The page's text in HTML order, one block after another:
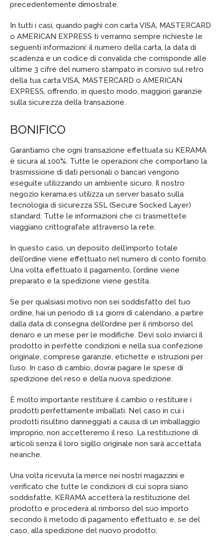
precedentemente dimostrate.
In tutti i casi, quando paghi con carta VISA, MASTERCARD
o AMERICAN EXPRESS ti verranno sempre richieste le
seguenti informazioni: il numero della carta, la data di
scadenza e un codice di convalida che corrisponde alle
ultime 3 cifre del numero stampato in corsivo sul retro
della tua carta VISA, MASTERCARD o AMERICAN
EXPRESS, offrendo, in questo modo, maggiori garanzie
sulla sicurezza della transazione.
BONIFICO
Garantiamo che ogni transazione effettuata su KERAMA
è sicura al 100%. Tutte le operazioni che comportano la
trasmissione di dati personali o bancari vengono
eseguite utilizzando un ambiente sicuro. Il nostro
negozio kerama.es utilizza un server basato sulla
tecnologia di sicurezza SSL (Secure Socked Layer)
standard. Tutte le informazioni che ci trasmettete
viaggiano crittografate attraverso la rete.
In questo caso, un deposito dell’importo totale
dell’ordine viene effettuato nel numero di conto fornito.
Una volta effettuato il pagamento, l’ordine viene
preparato e la spedizione viene gestita.
Se per qualsiasi motivo non sei soddisfatto del tuo
ordine, hai un periodo di 14 giorni di calendario, a partire
dalla data di consegna dell’ordine per il rimborso del
denaro e un mese per le modifiche. Devi solo inviarci il
prodotto in perfette condizioni e nella sua confezione
originale, comprese garanzie, etichette e istruzioni per
l’uso. In caso di cambio, dovrai pagare le spese di
spedizione del reso e della nuova spedizione.
È molto importante restituire il cambio o restituire i
prodotti perfettamente imballati. Nel caso in cui i
prodotti risultino danneggiati a causa di un imballaggio
improprio, non accetteremo il reso. La restituzione di
articoli senza il loro sigillo originale non sarà accettata
neanche.
Una volta ricevuta la merce nei nostri magazzini e
verificato che tutte le condizioni di cui sopra siano
soddisfatte, KERAMA accetterà la restituzione del
prodotto e procederà al rimborso del suo importo
secondo il metodo di pagamento effettuato e, se del
caso, alla spedizione del nuovo prodotto: